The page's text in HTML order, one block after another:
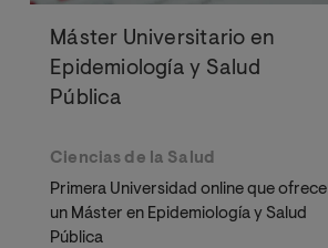
Máster Universitario en
Epidemiología y Salud
Pública
Ciencias de la Salud
Primera Universidad online que ofrece
un Máster en Epidemiología y Salud
Pública